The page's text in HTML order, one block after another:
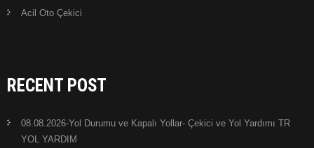
Acil Oto Çekici
RECENT POST
08.08.2026-Yol Durumu ve Kapalı Yollar- Çekici ve Yol Yardımı TR
YOL YARDIM